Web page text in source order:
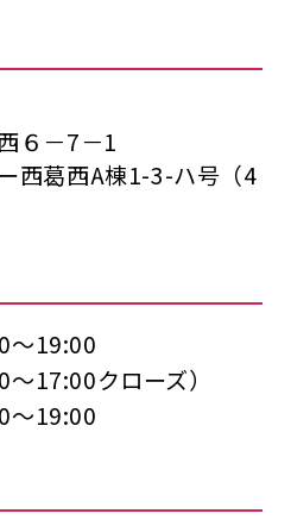
６－7－1
西葛西A棟1-3-ハ号（4
〜19:00
〜17:00クローズ）
〜19:00